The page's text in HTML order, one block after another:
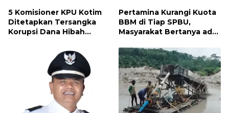
5 Komisioner KPU Kotim
Ditetapkan Tersangka
Korupsi Dana Hibah
ditaksir 10 Milyard
Pertamina Kurangi Kuota
BBM di Tiap SPBU,
Masyarakat Bertanya ada